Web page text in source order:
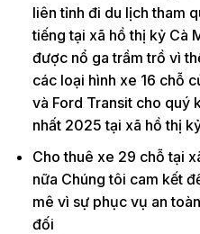
liên tỉnh đi du lịch tham
tiếng tại xã hồ thị kỷ Cà
được nổ ga trầm trồ vì
các loại hình xe 16 chỗ
và Ford Transit cho quý
nhất 2025 tại xã hồ thị
Cho thuê xe 29 chỗ tại
nữa Chúng tôi cam kết
mê vì sự phục vụ an
đối